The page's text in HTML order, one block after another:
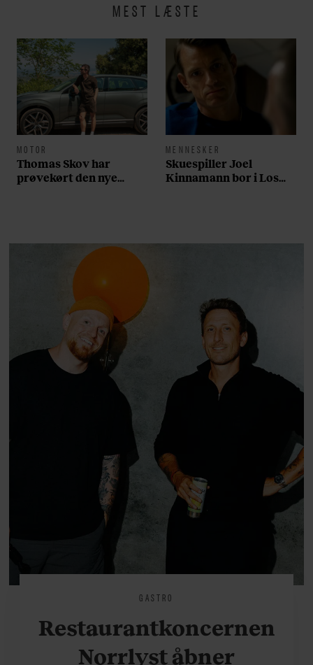
MEST LÆSTE
MOTOR
Thomas Skov har
prøvekørt den nye
MENNESKER
Skuespiller Joel
Kinnamann bor i Los
morgen”
GASTRO
Restaurantkoncernen
Norrlyst åbner